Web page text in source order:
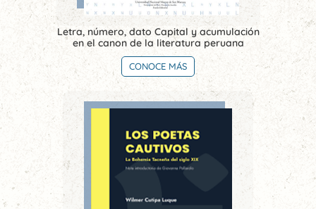
Letra, número, dato Capital y acumulación
en el canon de la literatura peruana
CONOCE MÁS